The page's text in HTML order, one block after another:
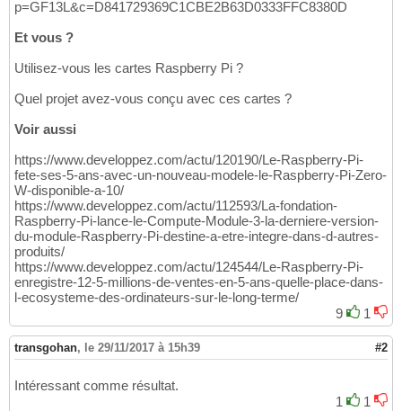
p=GF13L&c=D841729369C1CBE2B63D0333FFC8380D
Et vous ?
Utilisez-vous les cartes Raspberry Pi ?
Quel projet avez-vous conçu avec ces cartes ?
Voir aussi
https://www.developpez.com/actu/120190/Le-Raspberry-Pi-
fete-ses-5-ans-avec-un-nouveau-modele-le-Raspberry-Pi-Zero-
W-disponible-a-10/
https://www.developpez.com/actu/112593/La-fondation-
Raspberry-Pi-lance-le-Compute-Module-3-la-derniere-version-
du-module-Raspberry-Pi-destine-a-etre-integre-dans-d-autres-
produits/
https://www.developpez.com/actu/124544/Le-Raspberry-Pi-
enregistre-12-5-millions-de-ventes-en-5-ans-quelle-place-dans-
l-ecosysteme-des-ordinateurs-sur-le-long-terme/
9
1
transgohan, le 29/11/2017 à 15h39 #2
Intéressant comme résultat.
1
1